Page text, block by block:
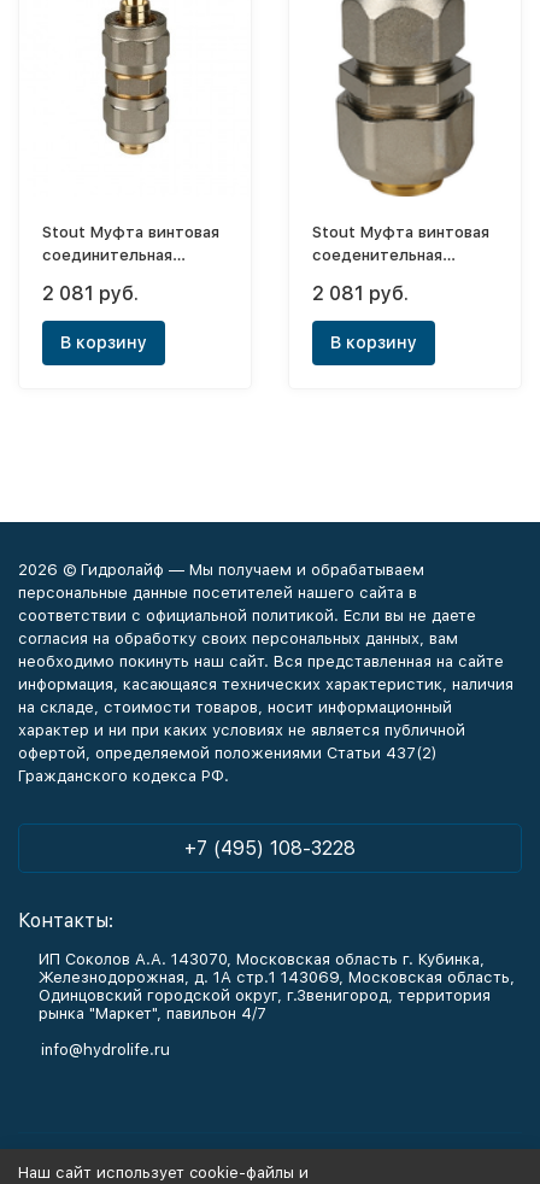
Stout Муфта винтовая
соединительная
2 081 руб.
В корзину
Stout Муфта винтовая
соеденительная
ф32х26
2 081 руб.
В корзину
2026 © Гидролайф — Мы получаем и обрабатываем
персональные данные посетителей нашего сайта в
соответствии с официальной политикой. Если вы не даете
согласия на обработку своих персональных данных, вам
необходимо покинуть наш сайт. Вся представленная на сайте
информация, касающаяся технических характеристик, наличия
на складе, стоимости товаров, носит информационный
характер и ни при каких условиях не является публичной
офертой, определяемой положениями Статьи 437(2)
Гражданского кодекса РФ.
+7 (495) 108-3228
Контакты:
ИП Соколов А.А. 143070, Московская область г. Кубинка,
Железнодорожная, д. 1А стр.1 143069, Московская область,
Одинцовский городской округ, г.Звенигород, территория
рынка "Маркет", павильон 4/7
info@hydrolife.ru
Наш сайт использует cookie-файлы и